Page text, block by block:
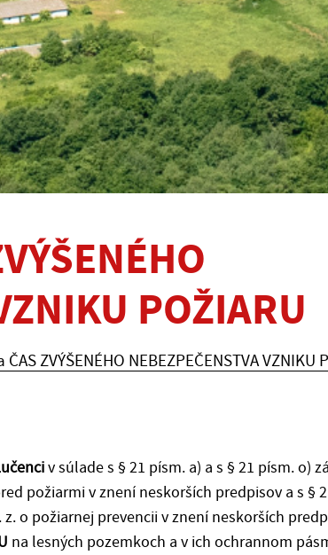
POŽIARU
ČAS ZVÝŠENÉHO NEBEZPEČENSTVA VZNIKU
v súlade s § 21 písm. a) a s § 21 písm. o)
požiarmi v znení neskorších predpisov a s §
o požiarnej prevencii v znení neskorších
na lesných pozemkoch a v ich ochrannom